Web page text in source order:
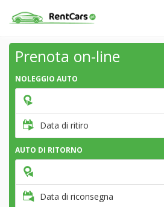
Prenota on-line
NOLEGGIO AUTO
Data di ritiro
AUTO DI RITORNO
Data di riconsegna